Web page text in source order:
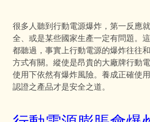
很多人聽到行動電源爆炸，第一反應
全、或是某些國家生產一定有問題。
都聽過，事實上行動電源的爆炸往往
方式有關。縱使是昂貴的大廠牌行動
使用下依然有爆炸風險。養成正確使
認證之產品才是安全之道。